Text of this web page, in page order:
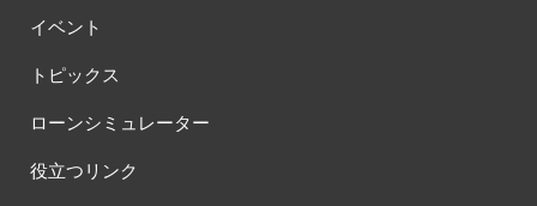
イベント
トピックス
ローンシミュレーター
役立つリンク